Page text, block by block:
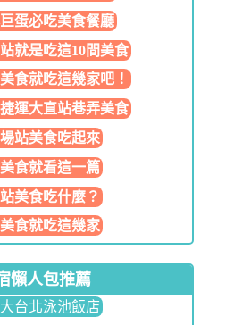
蛋必吃美食餐廳
就是吃這10間美食
食就吃這幾家吧！
運大直站巷弄美食
站美食吃起來
食就看這一篇
美食吃什麼？
食就吃這幾家
懶人包推薦
台北泳池飯店